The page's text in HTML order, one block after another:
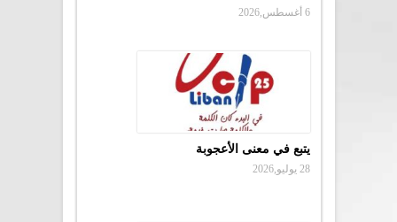
6 أغسطس,2026
يتبع في معنى الأعجوبة
28 يوليو,2026